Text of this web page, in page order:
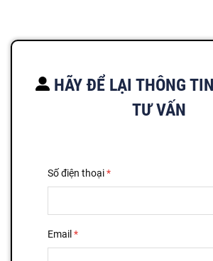
HÃY ĐỂ LẠI THÔNG
TƯ VẤN